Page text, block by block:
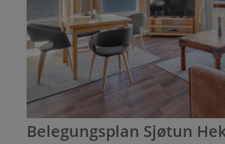
Belegungsplan Sjøtun